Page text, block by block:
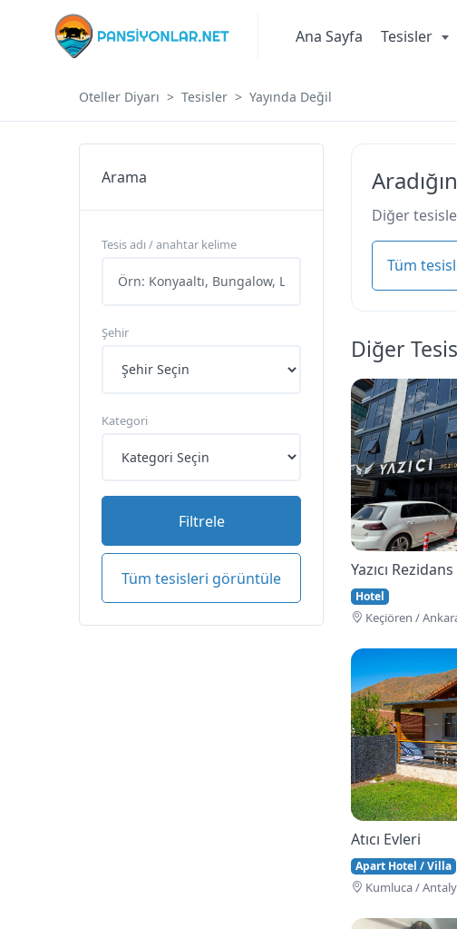
Ana Sayfa Tesisler
Oteller Diyarı Tesisler Yayında Değil
Arama
Tesis adı / anahtar kelime
Şehir
Kategori
Filtrele
Tüm tesisleri görüntüle
Diğer
Tüm
Diğer
Yazıcı
Hotel
Keçi̇ören /
Atıcı Evleri
Apart Hotel / Villa
Kumluca /